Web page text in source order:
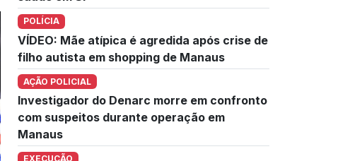
POLÍCIA
VÍDEO: Mãe atípica é agredida após crise de
filho autista em shopping de Manaus
AÇÃO POLICIAL
Investigador do Denarc morre em confronto
com suspeitos durante operação em
Manaus
EXECUÇÃO